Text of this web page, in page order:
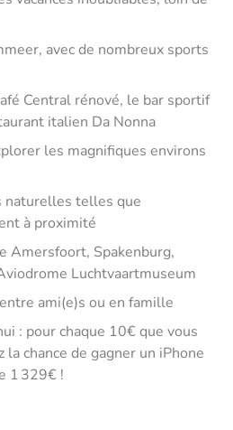
avec de nombreux sports
Central rénové, le bar sportif
italien Da Nonna
les magnifiques environs
naturelles telles que
à proximité
Amersfoort, Spakenburg,
Luchtvaartmuseum
ami(e)s ou en famille
: pour chaque 10€ que vous
la chance de gagner un iPhone
1 329€ !